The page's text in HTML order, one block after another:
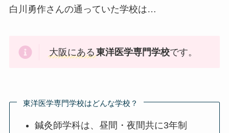
白川勇作さんの通っていた学校は…
大阪にある 東洋医学専門学校です。
東洋医学専門学校はどんな学校？
鍼灸師学科は、昼間・夜間共に3年制